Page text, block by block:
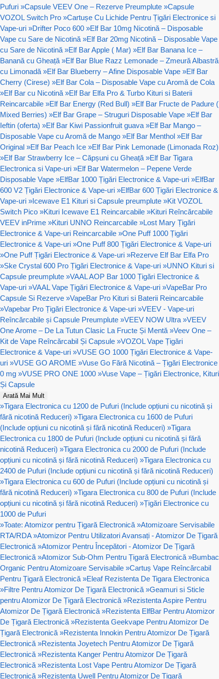
Pufuri »Capsule VEEV One – Rezerve Preumplute »Capsule
VOZOL Switch Pro »Cartușe Cu Lichide Pentru Țigări Electronice si
Vape-uri »Drifter Poco 600 »Elf Bar 10mg Nicotină – Disposable
Vape cu Sare de Nicotină »Elf Bar 20mg Nicotină – Disposable Vape
cu Sare de Nicotină »Elf Bar Apple ( Mar) »Elf Bar Banana Ice –
Banană cu Gheață »Elf Bar Blue Razz Lemonade – Zmeură Albastră
cu Limonadă »Elf Bar Blueberry – Afine Disposable Vape »Elf Bar
Cherry (Cirese) »Elf Bar Cola – Disposable Vape cu Aromă de Cola
»Elf Bar cu Nicotină »Elf Bar Elfa Pro & Turbo Kituri si Baterii
Reincarcabile »Elf Bar Energy (Red Bull) »Elf Bar Fructe de Padure (
Mixed Berries) »Elf Bar Grape – Struguri Disposable Vape »Elf Bar
Ieftin (oferta) »Elf Bar Kiwi Passionfruit guava »Elf Bar Mango –
Disposable Vape cu Aromă de Mango »Elf Bar Menthol »Elf Bar
Original »Elf Bar Peach Ice »Elf Bar Pink Lemonade (Limonada Roz)
»Elf Bar Strawberry Ice – Căpșuni cu Gheață »Elf Bar Tigara
Electronica si Vape-uri »Elf Bar Watermelon – Pepene Verde
Disposable Vape »ElfBar 1000 Țigări Electronice & Vape-uri »ElfBar
600 V2 Țigări Electronice & Vape-uri »ElfBar 600 Țigări Electronice &
Vape-uri »Icewave E1 Kituri si Capsule preumplute »Kit VOZOL
Switch Pico »Kituri Icewave E1 Reincarcabile »Kituri Reîncărcabile
VEEV inPrime »Kituri UNNO Reincarcabile »Lost Mary Țigări
Electronice & Vape-uri Reincarcabile »One Puff 1000 Țigări
Electronice & Vape-uri »One Puff 800 Țigări Electronice & Vape-uri
»One Puff Țigări Electronice & Vape-uri »Rezerve Elf Bar Elfa Pro
»Ske Crystal 600 Pro Țigări Electronice & Vape-uri »UNNO Kituri si
Capsule preumplute »VAAL AOP Bar 1000 Țigări Electronice &
Vape-uri »VAAL Vape Țigări Electronice & Vape-uri »VapeBar Pro
Capsule Si Rezerve »VapeBar Pro Kituri si Baterii Reincarcabile
»Vapebar Pro Țigări Electronice & Vape-uri »VEEV - Vape-uri
Reîncărcabile și Capsule Preumplute »VEEV NOW Ultra »VEEV
One Arome – De La Tutun Clasic La Fructe Și Mentă »Veev One –
Kit de Vape Reîncărcabil Și Capsule »VOZOL Vape Țigări
Electronice & Vape-uri »VUSE GO 1000 Țigări Electronice & Vape-
uri »VUSE GO AROME »Vuse Go Fără Nicotină – Țigări Electronice
0 mg »VUSE PRO ONE 1000 »Vuse Vape – Țigări Electronice, Kituri
Și Capsule
Arată Mai Mult
»Tigara Electronica cu 1200 de Pufuri (Include opțiuni cu nicotină și
fără nicotină Reduceri) »Tigara Electronica cu 1600 de Pufuri
(Include opțiuni cu nicotină și fără nicotină Reduceri) »Tigara
Electronica cu 1800 de Pufuri (Include opțiuni cu nicotină și fără
nicotină Reduceri) »Tigara Electronica cu 2000 de Pufuri (Include
opțiuni cu nicotină și fără nicotină Reduceri) »Tigara Electronica cu
2400 de Pufuri (Include opțiuni cu nicotină și fără nicotină Reduceri)
»Tigara Electronica cu 600 de Pufuri (Include opțiuni cu nicotină și
fără nicotină Reduceri) »Tigara Electronica cu 800 de Pufuri (Include
opțiuni cu nicotină și fără nicotină Reduceri) »Țigări Electronice cu
1000 de Pufuri
»Toate: Atomizor pentru Țigară Electronică »Atomizoare Servisabile
RTA/RDA »Atomizor Pentru Utilizatori Avansați - Atomizor De Țigară
Electronică »Atomizor Pentru Începători - Atomizor De Țigară
Electronică »Atomizor Sub-Ohm Pentru Țigară Electronică »Bumbac
Organic Pentru Atomizoare Servisabile »Cartuș Vape Reîncărcabil
Pentru Țigară Electronică »Eleaf Rezistenta De Tigara Electronica
»Filtre Pentru Atomizor De Țigară Electronică »Geamuri si Sticle
pentru Atomizor De Țigară Electronică »Rezistenta Aspire Pentru
Atomizor De Țigară Electronică »Rezistenta ElfBar Pentru Atomizor
De Țigară Electronică »Rezistenta Geekvape Pentru Atomizor De
Țigară Electronică »Rezistenta Innokin Pentru Atomizor De Țigară
Electronică »Rezistenta Joyetech Pentru Atomizor De Țigară
Electronică »Rezistenta Kanger Pentru Atomizor De Țigară
Electronică »Rezistenta Lost Vape Pentru Atomizor De Țigară
Electronică »Rezistenta Uwell Pentru Atomizor De Țigară